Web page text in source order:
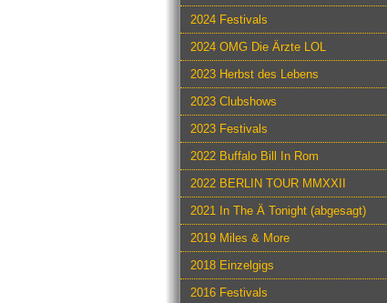
2024 Festivals
2024 OMG Die Ärzte LOL
2023 Herbst des Lebens
2023 Clubshows
2023 Festivals
2022 Buffalo Bill In Rom
2022 BERLIN TOUR MMXXII
2021 In The Ä Tonight (abgesagt)
2019 Miles & More
2018 Einzelgigs
2016 Festivals